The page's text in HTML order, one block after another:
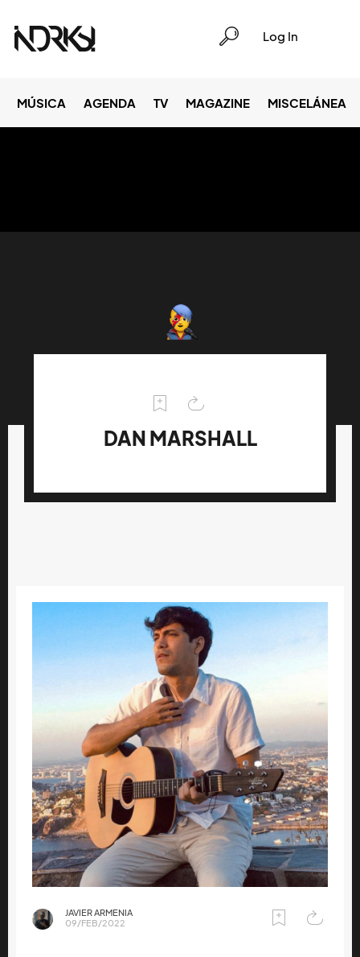
Log In
MÚSICA AGENDA TV MAGAZINE MISCELÁNEA
DAN MARSHALL
JAVIER ARMENIA
09/FEB/2022